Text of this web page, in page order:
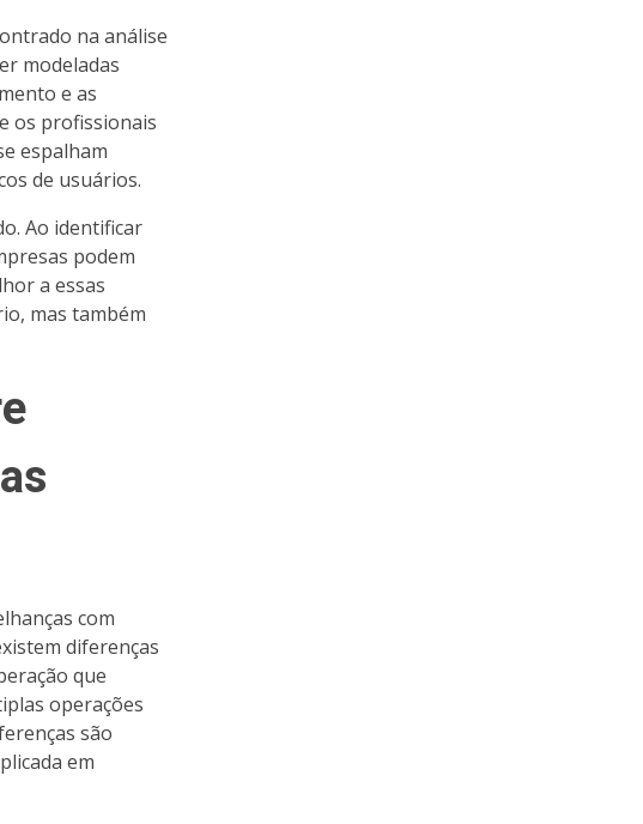
na análise
modeladas
e as
os profissionais
espalham
de usuários.
Ao identificar
podem
a essas
mas também
com
diferenças
que
operações
são
em